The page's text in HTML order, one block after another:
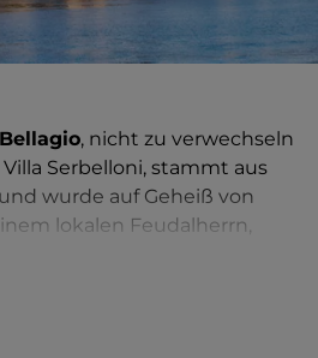
Bellagio, nicht zu verwechseln
Serbelloni, stammt aus
wurde auf Geheiß von
lokalen Feudalherrn,
über